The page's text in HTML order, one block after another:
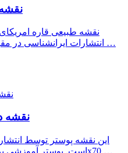
نقشه طبیعی قاره
انتشارات ایرانشناسی در مقیاس 1:8.800.000 در اندازه 100*70 …
نقشه
این نقشه پوستر توسط
است. پوستر آموزشی پرچم کشورهای جهان در اندازه 100x70 …